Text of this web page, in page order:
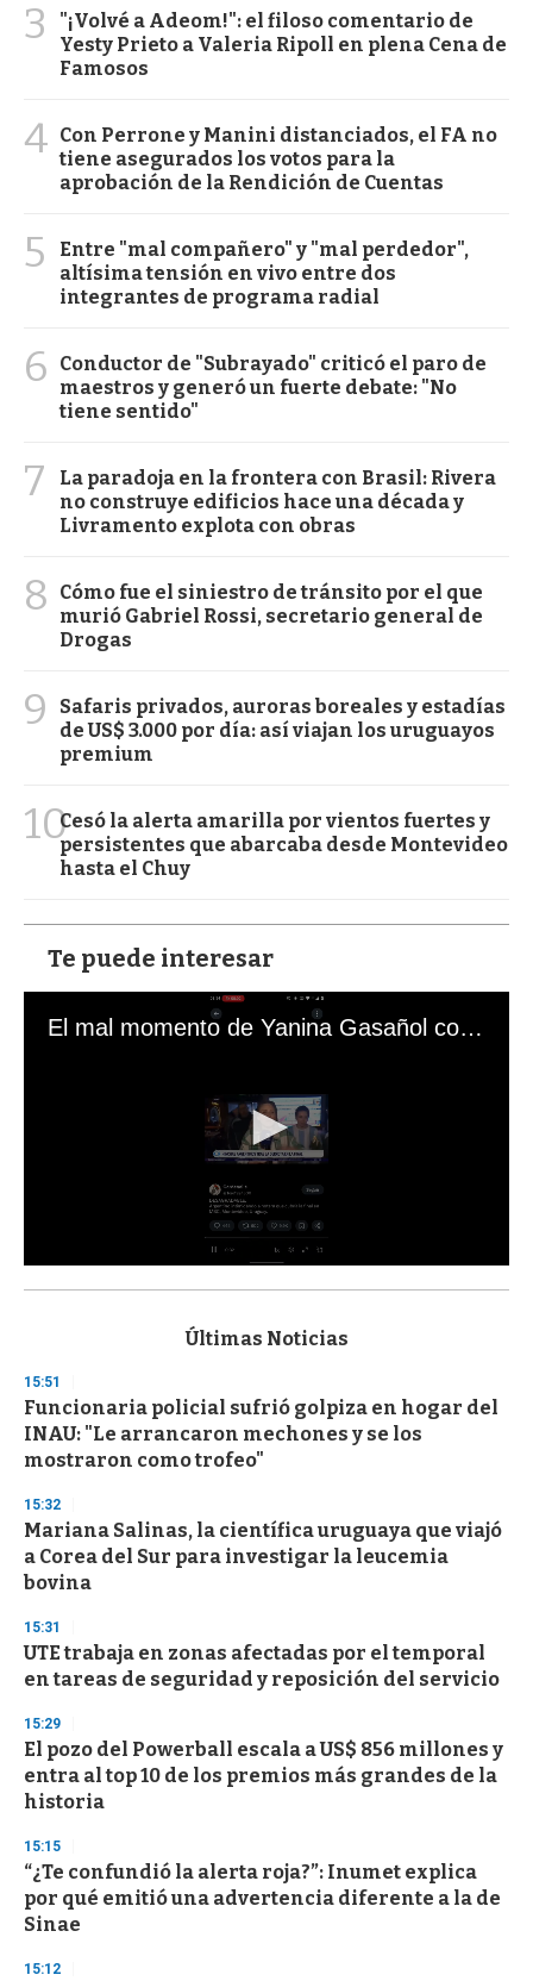
3
"¡Volvé a Adeom!": el filoso comentario de
Yesty Prieto a Valeria Ripoll en plena Cena de
Famosos
4 Con Perrone y Manini distanciados, el FA no
tiene asegurados los votos para la
aprobación de la Rendición de Cuentas
5
Entre "mal compañero" y "mal perdedor",
altísima tensión en vivo entre dos
integrantes de programa radial
6
Conductor de "Subrayado" criticó el paro de
maestros y generó un fuerte debate: "No
tiene sentido"
7
La paradoja en la frontera con Brasil: Rivera
no construye edificios hace una década y
Livramento explota con obras
8
Cómo fue el siniestro de tránsito por el que
murió Gabriel Rossi, secretario general de
Drogas
9
Safaris privados, auroras boreales y estadías
de US$ 3.000 por día: así viajan los uruguayos
premium
10Cesó la alerta amarilla por vientos fuertes y
persistentes que abarcaba desde Montevideo
hasta el Chuy
Te puede interesar
El mal momento de Yanina Gasañol con un hincha argentino en "Subrayado"
s
d
s
o
f
3
s
e
c
o
n
Últimas Noticias
15:51
Funcionaria policial sufrió golpiza en hogar del
INAU: "Le arrancaron mechones y se los
mostraron como trofeo"
15:32
Mariana Salinas, la científica uruguaya que viajó
a Corea del Sur para investigar la leucemia
bovina
15:31
UTE trabaja en zonas afectadas por el temporal
en tareas de seguridad y reposición del servicio
15:29
El pozo del Powerball escala a US$ 856 millones y
entra al top 10 de los premios más grandes de la
historia
15:15
“¿Te confundió la alerta roja?”: Inumet explica
por qué emitió una advertencia diferente a la de
Sinae
15:12